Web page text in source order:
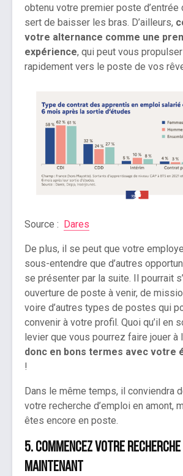
obtenu votre premier poste d’entrée
sert de baisser les bras. D’ailleurs,
votre alternance comme une
expérience, qui peut vous
rapidement vers le poste de vos
Source : Dares
De plus, il se peut que votre
sous-entendre que d’autres
se présenter par la suite. Il pourrait
ouverture de poste à venir, de
voire d’autres types de postes qui
convenir à votre profil. Quoi qu’il en
levier que vous pourrez faire jouer à
donc en bons termes avec votre
!
Dans le même temps, il conviendra
votre recherche d’emploi en amont,
êtes encore en poste.
5. Commencez votre recherche
maintenant